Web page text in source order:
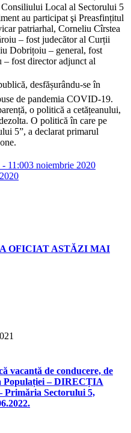
Local al Sectorului 5
au participat şi Preasfințitul
patriarhal, Corneliu Cîrstea
– fost judecător al Curții
Dobrițoiu – general, fost
fost director adjunct al
desfășurându-se în
de pandemia COVID-19.
o politică a cetățeanului,
O politică în care pe
5”, a declarat primarul
- 11:003 noiembrie 2020
A OFICIAT ASTĂZI MAI
vacantă de conducere, de
Populației – DIRECȚIA
Sectorului 5,